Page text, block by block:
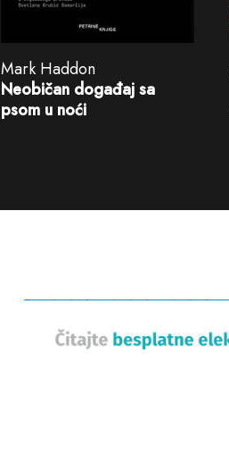
Mark Haddon
Neobičan događaj sa
psom u noći